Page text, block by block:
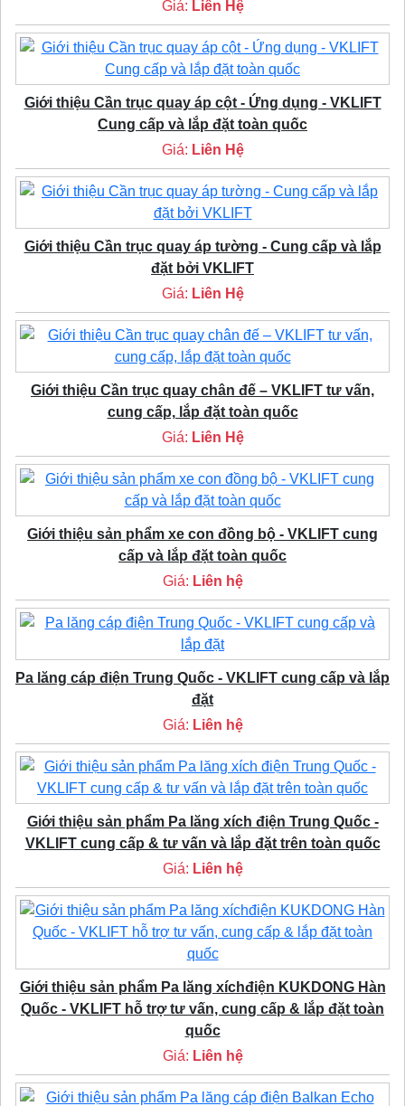
Giá: Liên Hệ
Giới thiệu Cần trục quay áp cột - Ứng dụng - VKLIFT
Cung cấp và lắp đặt toàn quốc
Giá: Liên Hệ
Giới thiệu Cần trục quay áp tường - Cung cấp và lắp
đặt bởi VKLIFT
Giá: Liên Hệ
Giới thiệu Cần trục quay chân đế – VKLIFT tư vấn,
cung cấp, lắp đặt toàn quốc
Giá: Liên Hệ
Giới thiệu sản phẩm xe con đồng bộ - VKLIFT cung
cấp và lắp đặt toàn quốc
Giá: Liên hệ
Pa lăng cáp điện Trung Quốc - VKLIFT cung cấp và lắp
đặt
Giá: Liên hệ
Giới thiệu sản phẩm Pa lăng xích điện Trung Quốc -
VKLIFT cung cấp & tư vấn và lắp đặt trên toàn quốc
Giá: Liên hệ
Giới thiệu sản phẩm Pa lăng xíchđiện KUKDONG Hàn
Quốc - VKLIFT hỗ trợ tư vấn, cung cấp & lắp đặt toàn
quốc
Giá: Liên hệ